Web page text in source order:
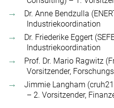
Dr. Anne Bendzulla
Industriekoordination
Dr. Friederike Eggert
Industriekoordination
Prof. Dr. Mario Ragwitz
Vorsitzender,
Jimmie Langham
– 2. Vorsitzender,